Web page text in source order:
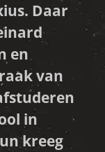
Daar
en
van
in
kreeg